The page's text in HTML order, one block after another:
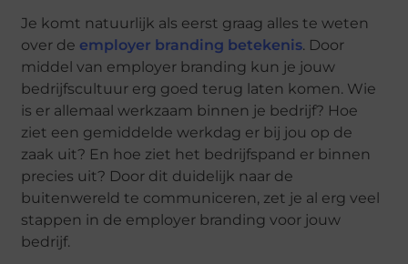
Je komt natuurlijk als eerst graag alles te weten
over de employer branding betekenis. Door
middel van employer branding kun je jouw
bedrijfscultuur erg goed terug laten komen. Wie
is er allemaal werkzaam binnen je bedrijf? Hoe
ziet een gemiddelde werkdag er bij jou op de
zaak uit? En hoe ziet het bedrijfspand er binnen
precies uit? Door dit duidelijk naar de
buitenwereld te communiceren, zet je al erg veel
stappen in de employer branding voor jouw
bedrijf.